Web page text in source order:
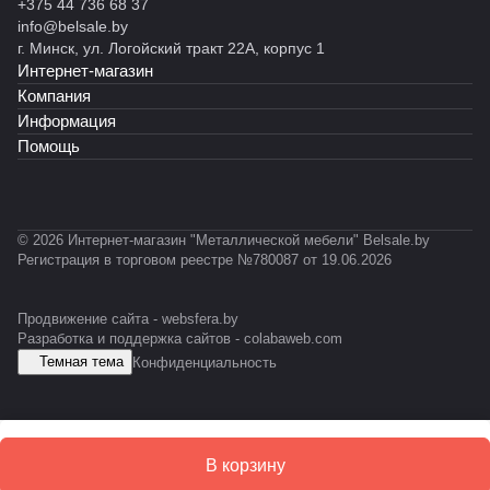
ы
й
С
Т
Ф
й
-
P
R
O
ы
й
С
Т
Ф
У
ы
й
С
К
У
ы
й
С
У
М
й
Т
-
0
D
В корзину
+375 44 736 68 37
info@belsale.by
г. Минск, ул. Логойский тракт 22А, корпус 1
Интернет-магазин
Компания
Информация
Помощь
© 2026 Интернет-магазин "Металлической мебели" Belsale.by
Регистрация в торговом реестре №780087 от 19.06.2026
Продвижение сайта - websfera.by
Разработка и поддержка сайтов - colabaweb.com
Темная тема
Конфиденциальность